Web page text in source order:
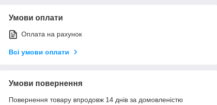
Умови оплати
Оплата на рахунок
Всі умови оплати
Умови повернення
Повернення товару впродовж 14 днів за домовленістю